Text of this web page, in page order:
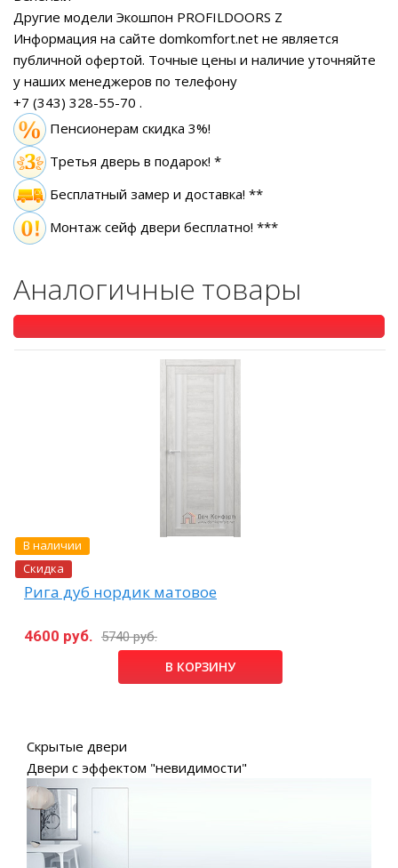
Другие модели Экошпон PROFILDOORS Z
Информация на сайте domkomfort.net не является
публичной офертой. Точные цены и наличие уточняйте
у наших менеджеров по телефону
+7 (343) 328-55-70 .
Пенсионерам скидка 3%!
Третья дверь в подарок! *
Бесплатный замер и доставка! **
Монтаж сейф двери бесплатно! ***
Аналогичные товары
В наличии
Скидка
Рига дуб нордик матовое
4600 руб. 5740 руб.
В КОРЗИНУ
Скрытые двери
Двери с эффектом "невидимости"